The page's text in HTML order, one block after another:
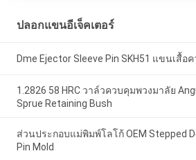
ปลอกแขนอีเจ็คเตอร์
Dme Ejector Sleeve Pin SKH51 แขนเสื้อ
1.2826 58 HRC วาล์วควบคุมพวงมาลัย
Sprue Retaining Bush
ส่วนประกอบแม่พิมพ์โลโก้ OEM Stepped
Pin Mold